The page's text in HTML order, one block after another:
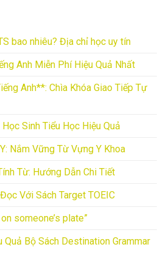
bao nhiêu? Địa chỉ học uy tín
Anh Miễn Phí Hiệu Quả Nhất
Anh**: Chìa Khóa Giao Tiếp Tự
Sinh Tiểu Học Hiệu Quả
Nắm Vững Từ Vựng Y Khoa
Từ: Hướng Dẫn Chi Tiết
Với Sách Target TOEIC
someone’s plate”
Bộ Sách Destination Grammar